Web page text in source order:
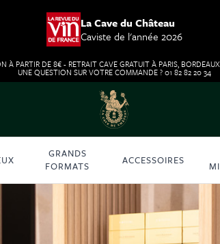
La Cave du Château
Caviste de l'année 2026
À PARTIR DE 8€ - RETRAIT CAVE GRATUIT À PARIS,
UNE QUESTION SUR VOTRE COMMANDE ? 01 82 82 20 34
GRANDS
FORMATS
ACCESSOIRES